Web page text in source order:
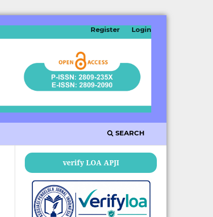
SEARCH
Register Login
verify LOA APJI